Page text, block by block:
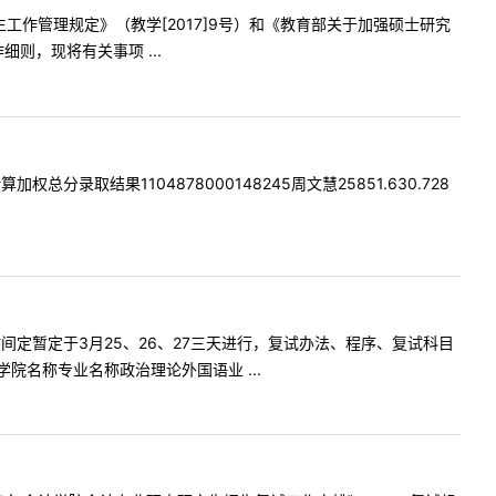
作管理规定》（教学[2017]9号）和《教育部关于加强硕士研究
则，现将有关事项 ...
加权总分录取结果1104878000148245周文慧25851.630.728
定暂定于3月25、26、27三天进行，复试办法、程序、复试科目
院名称专业名称政治理论外国语业 ...